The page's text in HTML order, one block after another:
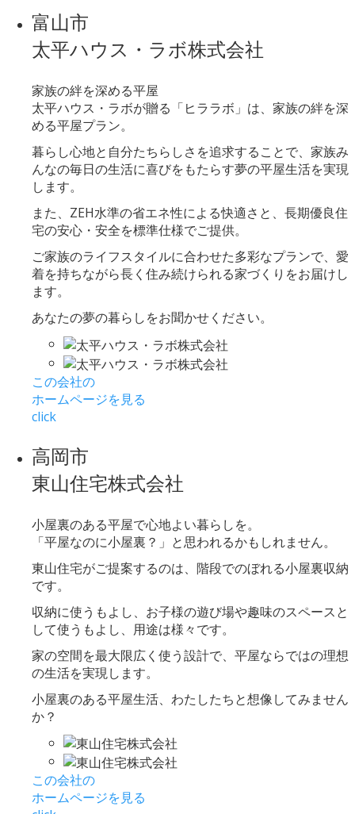
富山市
太平ハウス・ラボ株式会社
家族の絆を深める平屋
太平ハウス・ラボが贈る「ヒララボ」は、家族の絆を深
める平屋プラン。
暮らし心地と自分たちらしさを追求することで、家族み
んなの毎日の生活に喜びをもたらす夢の平屋生活を実現
します。
また、ZEH水準の省エネ性による快適さと、長期優良住
宅の安心・安全を標準仕様でご提供。
ご家族のライフスタイルに合わせた多彩なプランで、愛
着を持ちながら長く住み続けられる家づくりをお届けし
ます。
あなたの夢の暮らしをお聞かせください。
この会社の
ホームページを見る
click
高岡市
東山住宅株式会社
小屋裏のある平屋で心地よい暮らしを。
「平屋なのに小屋裏？」と思われるかもしれません。
東山住宅がご提案するのは、階段でのぼれる小屋裏収納
です。
収納に使うもよし、お子様の遊び場や趣味のスペースと
して使うもよし、用途は様々です。
家の空間を最大限広く使う設計で、平屋ならではの理想
の生活を実現します。
小屋裏のある平屋生活、わたしたちと想像してみません
か？
この会社の
ホームページを見る